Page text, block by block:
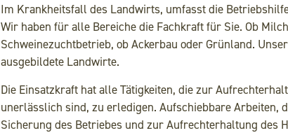
Im Krankheitsfall des Landwirts, umfasst die
Wir haben für alle Bereiche die Fachkraft für Sie. Ob
Schweinezuchtbetrieb, ob Ackerbau oder Grünland.
ausgebildete Landwirte.
Die Einsatzkraft hat alle Tätigkeiten, die zur
unerlässlich sind, zu erledigen. Aufschiebbare Arbeiten,
Sicherung des Betriebes und zur Aufrechterhaltung des